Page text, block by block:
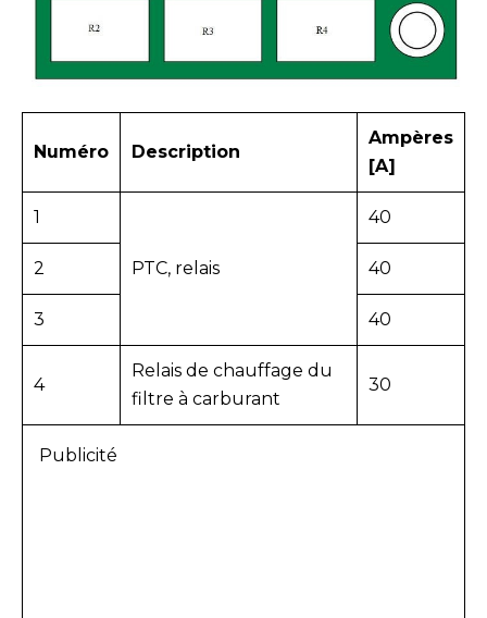
Numéro Description
Ampères
[A]
1
PTC, relais
40
2 40
3 40
4
Relais de chauffage du
filtre à carburant
30
Publicité